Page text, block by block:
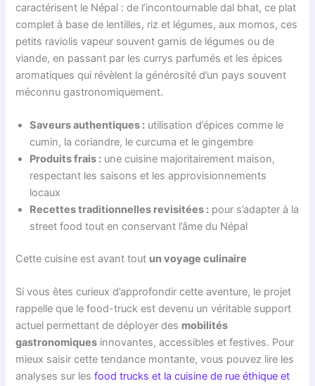
caractérisent le Népal : de l’incontournable dal bhat, ce plat
complet à base de lentilles, riz et légumes, aux momos, ces
petits raviolis vapeur souvent garnis de légumes ou de
viande, en passant par les currys parfumés et les épices
aromatiques qui révèlent la générosité d’un pays souvent
méconnu gastronomiquement.
Saveurs authentiques : utilisation d’épices comme le
cumin, la coriandre, le curcuma et le gingembre
Produits frais : une cuisine majoritairement maison,
respectant les saisons et les approvisionnements
locaux
Recettes traditionnelles revisitées : pour s’adapter à la
street food tout en conservant l’âme du Népal
Cette cuisine est avant tout un voyage culinaire
Si vous êtes curieux d’approfondir cette aventure, le projet
rappelle que le food-truck est devenu un véritable support
actuel permettant de déployer des mobilités
gastronomiques innovantes, accessibles et festives. Pour
mieux saisir cette tendance montante, vous pouvez lire les
analyses sur lesfood trucks et la cuisine de rue éthique et